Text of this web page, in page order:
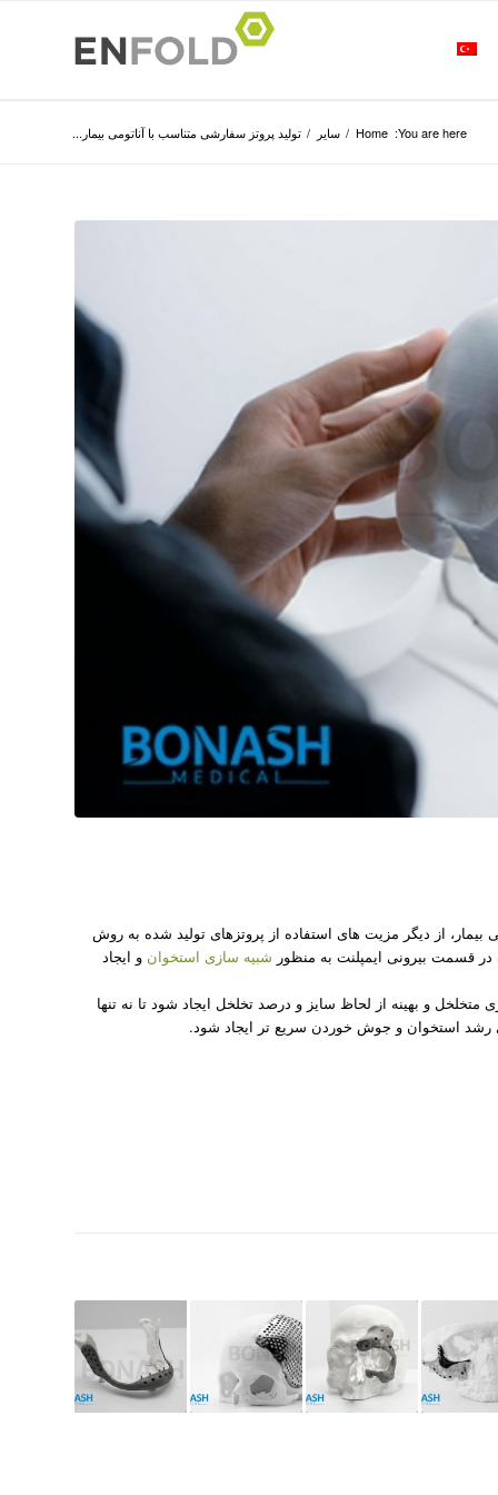
You are here:
Home
/ سایر / تولید پروتز سفارشی متناسب با آناتومی بیمار...
از دیگر مزیت های استفاده از پروتزهای تولید شده به روش
قسمت بیرونی ایمپلنت به منظور شبیه سازی استخوان و ایجاد
و بهینه از لحاظ سایز و درصد تخلخل ایجاد شود تا نه تنها
استخوان و جوش خوردن سریع تر ایجاد شود.